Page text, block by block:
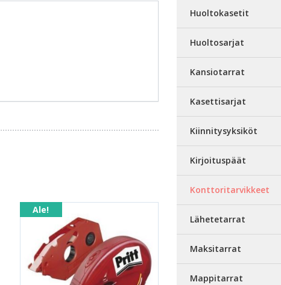
Ale!
Huoltokasetit
Huoltosarjat
Kansiotarrat
Kasettisarjat
Kiinnitysyksiköt
Kirjoituspäät
Konttoritarvikkeet
Lähetetarrat
Maksitarrat
Mappitarrat